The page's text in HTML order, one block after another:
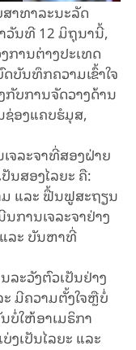
າທາລະນະລັດ
ວັນທີ 12 ມິຖຸນານີ້,
ການຕ່າງປະເທດ
ດບັນທຶກຄວາມເຂົ້າໃຈ
ກັບການຈັດວາງດ້ານ
ຊ່ອງແຄບຮໍມຸສ,
ຈລະຈາທີ່ສອງຝ່າຍ
ນສອງໄລຍະ ຄື:
ແລະ ຟື້ນຟູສະຖຽນ
ການເຈລະຈາຢ່າງ
ລະ ບັນຫາທີ່
ະວັງຕົວເປັນຢ່າງ
ມີຄວາມຕັ້ງໃຈຫຼືບໍ່
ບໍ່ໃຫ້ອາເມຣິກາ
ງເປັນໄລຍະ ແລະ